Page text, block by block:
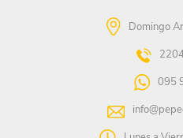
Domingo
095